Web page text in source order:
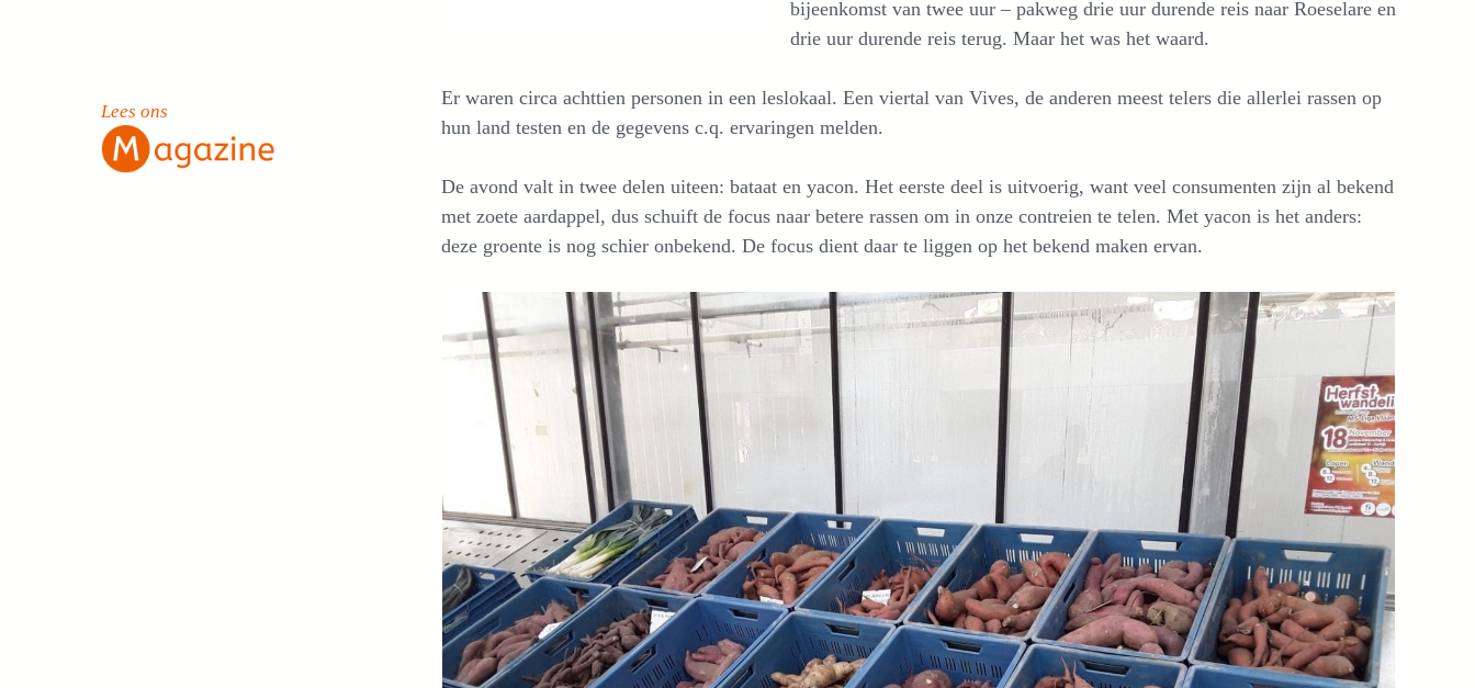
bijeenkomst van twee uur – pakweg drie uur durende reis naar Roeselare en
drie uur durende reis terug. Maar het was het waard.
Er waren circa achttien personen in een leslokaal. Een viertal van Vives, de anderen meest telers die allerlei rassen op
hun land testen en de gegevens c.q. ervaringen melden.
De avond valt in twee delen uiteen: bataat en yacon. Het eerste deel is uitvoerig, want veel consumenten zijn al bekend
met zoete aardappel, dus schuift de focus naar betere rassen om in onze contreien te telen. Met yacon is het anders:
deze groente is nog schier onbekend. De focus dient daar te liggen op het bekend maken ervan.
Lees ons